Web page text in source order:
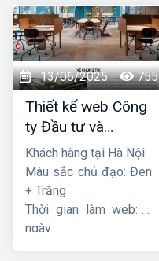
13/06/2025 755
Thiết kế web Công
ty Đầu tư và
Thương mại Five-
Star
Khách hàng tại Hà Nội
Màu sắc chủ đạo: Đen
+ Trắng
Thời gian làm web: 7
ngày